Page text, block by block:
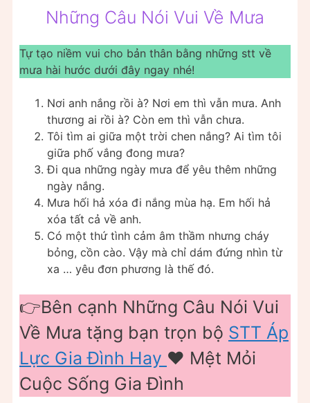
Những Câu Nói Vui Về Mưa
Tự tạo niềm vui cho bản thân bằng những stt về
mưa hài hước dưới đây ngay nhé!
Nơi anh nắng rồi à? Nơi em thì vẫn mưa. Anh
thương ai rồi à? Còn em thì vẫn chưa.
Tôi tìm ai giữa một trời chen nắng? Ai tìm tôi
giữa phố vắng đong mưa?
Đi qua những ngày mưa để yêu thêm những
ngày nắng.
Mưa hối hả xóa đi nắng mùa hạ. Em hối hả
xóa tất cả về anh.
Có một thứ tình cảm âm thầm nhưng cháy
bỏng, cồn cào. Vậy mà chỉ dám đứng nhìn từ
xa … yêu đơn phương là thế đó.
👉Bên cạnh Những Câu Nói Vui
Về Mưa tặng bạn trọn bộ STT Áp
Lực Gia Đình Hay ❤️ Mệt Mỏi
Cuộc Sống Gia Đình